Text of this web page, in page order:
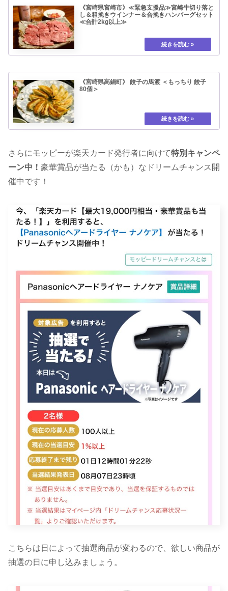
《宮崎県宮崎市》≪緊急支援品≫宮崎牛切り落と
し＆粗挽きウインナー＆合挽きハンバーグセット
≪合計2kg以上≫
《宮崎県高鍋町》 餃子の馬渡 ＜もっちり 餃子
80個＞
さらにモッピーが楽天カード発行者に向けて特別キャンペ
ーン中！ 豪華賞品が当たる（かも）なドリームチャンス開
催中です！
こちらは日によって抽選商品が変わるので、欲しい商品が
抽選の日に申し込みましょう。